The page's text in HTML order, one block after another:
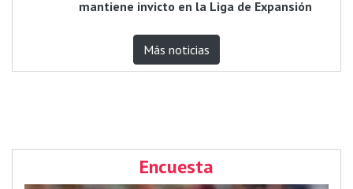
mantiene invicto en la Liga de Expansión
Más noticias
Encuesta